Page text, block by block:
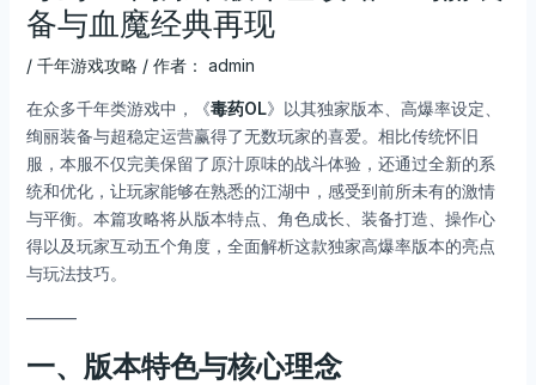
备与血魔经典再现
/ 千年游戏攻略/ 作者： admin
在众多千年类游戏中，《毒药OL》以其独家版本、高爆率设定、
绚丽装备与超稳定运营赢得了无数玩家的喜爱。相比传统怀旧
服，本服不仅完美保留了原汁原味的战斗体验，还通过全新的系
统和优化，让玩家能够在熟悉的江湖中，感受到前所未有的激情
与平衡。本篇攻略将从版本特点、角色成长、装备打造、操作心
得以及玩家互动五个角度，全面解析这款独家高爆率版本的亮点
与玩法技巧。
———
一、版本特色与核心理念